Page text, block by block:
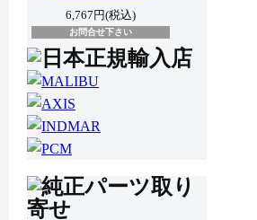
6,767円(税込)
お問合せ下さい